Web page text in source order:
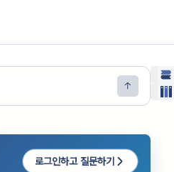
로그인하고 질문하기